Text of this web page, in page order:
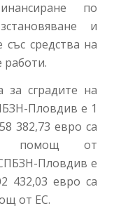
по
и
със средства на
за сградите на
Пловдив е 1
382,73 евро са
помощ от
Пловдив е
432,03 евро са
от ЕС.